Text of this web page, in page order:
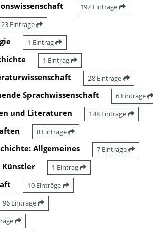
197 Einträge
Einträge
1 Eintrag
1 Eintrag
28 Einträge
Sprachwissenschaft 6 Einträge
und Literaturen 148 Einträge
8 Einträge
Allgemeines 7 Einträge
Künstler 1 Eintrag
10 Einträge
96 Einträge